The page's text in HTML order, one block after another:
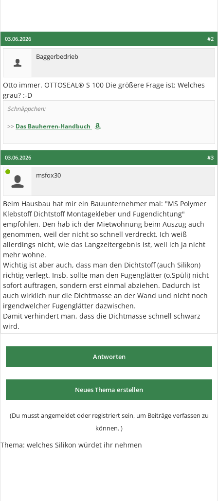
#2
03.06.2026
Baggerbedrieb
Otto immer. OTTOSEAL® S 100 Die größere Frage ist: Welches
grau? :-D
Schnäppchen:
>> Das Bauherren-Handbuch
#3
03.06.2026
msfox30
Beim Hausbau hat mir ein Bauunternehmer mal: "MS Polymer
Klebstoff Dichtstoff Montagekleber und Fugendichtung"
empfohlen. Den hab ich der Mietwohnung beim Auszug auch
genommen, weil der nicht so schnell verdreckt. Ich weiß
allerdings nicht, wie das Langzeitergebnis ist, weil ich ja nicht
mehr wohne.
Wichtig ist aber auch, dass man den Dichtstoff (auch Silikon)
richtig verlegt. Insb. sollte man den Fugenglätter (o.Spüli) nicht
sofort auftragen, sondern erst einmal abziehen. Dadurch ist
auch wirklich nur die Dichtmasse an der Wand und nicht noch
irgendwelcher Fugenglätter dazwischen.
Damit verhindert man, dass die Dichtmasse schnell schwarz
wird.
Antworten
Neues Thema erstellen
(Du musst angemeldet oder registriert sein, um Beiträge verfassen zu
können. )
Thema: welches Silikon würdet ihr nehmen